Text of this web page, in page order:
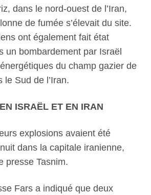
dans le nord-ouest de l’Iran,
de fumée s’élevait du site.
ont également fait état
un bombardement par Israël
du champ gazier de
le Sud de l’Iran.
ISRAËL ET EN IRAN
explosions avaient été
dans la capitale iranienne,
presse Tasnim.
Fars a indiqué que deux